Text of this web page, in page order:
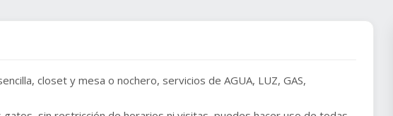
closet y mesa o nochero, servicios de AGUA, LUZ, GAS,